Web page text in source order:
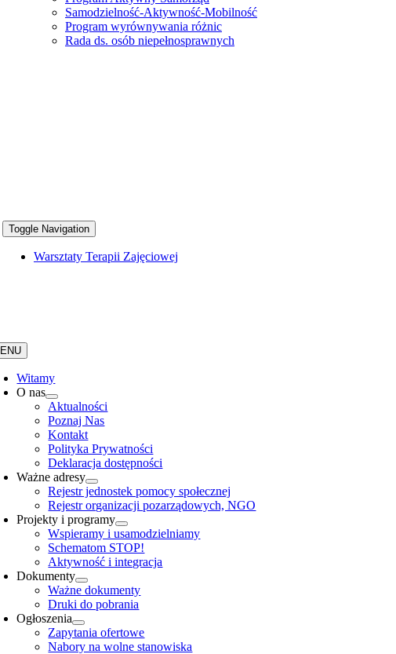
Samodzielność-Aktywność-Mobilność
Program wyrównywania różnic
Rada ds. osób niepełnosprawnych
Toggle Navigation
Warsztaty Terapii Zajęciowej
Witamy
O nas
Aktualności
Poznaj Nas
Kontakt
Polityka Prywatności
Deklaracja dostępności
Ważne adresy
Rejestr jednostek pomocy społecznej
Rejestr organizacji pozarządowych, NGO
Projekty i programy
Wspieramy i usamodzielniamy
Schematom STOP!
Aktywność i integracja
Dokumenty
Ważne dokumenty
Druki do pobrania
Ogłoszenia
Zapytania ofertowe
Nabory na wolne stanowiska